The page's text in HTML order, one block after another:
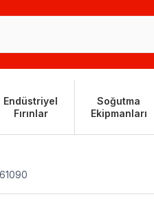
Endüstriyel
Fırınlar
Soğutma
Ekipmanları